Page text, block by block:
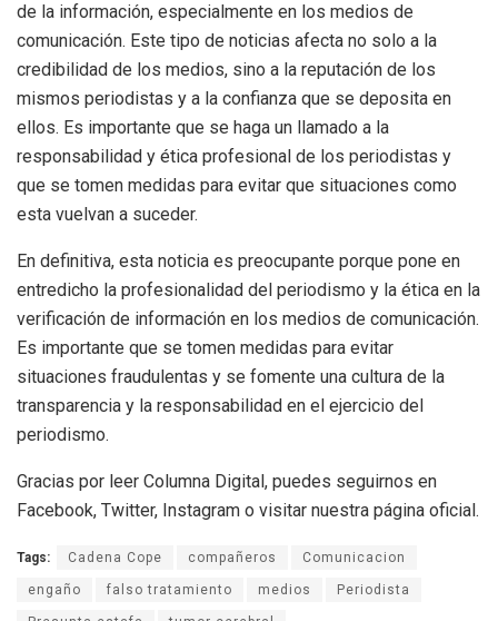
de la información, especialmente en los medios de
comunicación. Este tipo de noticias afecta no solo a la
credibilidad de los medios, sino a la reputación de los
mismos periodistas y a la confianza que se deposita en
ellos. Es importante que se haga un llamado a la
responsabilidad y ética profesional de los periodistas y
que se tomen medidas para evitar que situaciones como
esta vuelvan a suceder.
En definitiva, esta noticia es preocupante porque pone en
entredicho la profesionalidad del periodismo y la ética en la
verificación de información en los medios de comunicación.
Es importante que se tomen medidas para evitar
situaciones fraudulentas y se fomente una cultura de la
transparencia y la responsabilidad en el ejercicio del
periodismo.
Gracias por leer Columna Digital, puedes seguirnos en
Facebook, Twitter, Instagram o visitar nuestra página oficial.
Tags: Cadena Cope compañeros Comunicacion
engaño falso tratamiento medios Periodista